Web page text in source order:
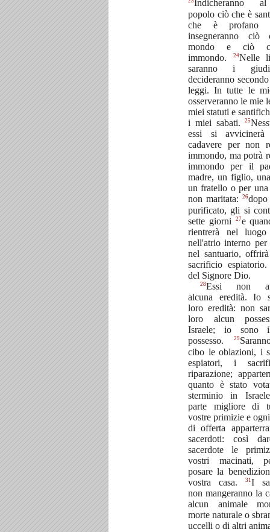
Indicheranno
popolo ciò che è
che è
insegneranno ciò
mondo e ciò
immondo.
24Nelle
saranno i
decideranno
leggi. In tutte le
osserveranno le mie
miei statuti e
i miei sabati.25
essi si
cadavere per non
immondo, ma potrà
immondo per il
madre, un figlio,
un fratello o per una
non maritata:
26dopo
purificato, gli si
sette giorni
27e
rientrerà nel luogo
nell'atrio interno per
nel santuario,
sacrificio espiatorio.
del Signore Dio.
28Essi non
alcuna eredità. Io
loro eredità: non
loro alcun
Israele; io sono
possesso.
29
cibo le oblazioni, i
espiatori, i
riparazione;
quanto è stato
sterminio in
parte migliore di
vostre primizie e
di offerta
sacerdoti: così
sacerdote le
vostri macinati,
posare la
vostra casa.
31 I
non mangeranno la
alcun animale
morte naturale o
uccelli o di altri